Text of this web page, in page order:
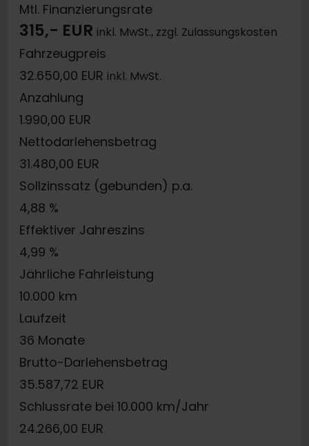
Mtl. Finanzierungsrate
315,- EUR inkl. MwSt., zzgl. Zulassungskosten
Fahrzeugpreis
32.650,00 EUR inkl. MwSt.
Anzahlung
1.990,00 EUR
Nettodarlehensbetrag
31.480,00 EUR
Sollzinssatz (gebunden) p.a.
4,88 %
Effektiver Jahreszins
4,99 %
Jährliche Fahrleistung
10.000 km
Laufzeit
36 Monate
Brutto-Darlehensbetrag
35.587,72 EUR
Schlussrate bei 10.000 km/Jahr
24.266,00 EUR